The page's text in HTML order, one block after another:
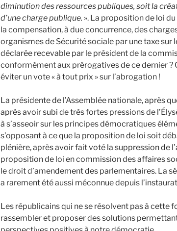
diminution des ressources publiques, soit la
d’une charge publique. ». La proposition de loi
la compensation, à due concurrence, des
organismes de Sécurité sociale par une taxe sur
déclarée recevable par le président de la
conformément aux prérogatives de ce dernier ?
éviter un vote « à tout prix » sur l’abrogation !
La présidente de l’Assemblée nationale, après
après avoir subi de très fortes pressions de
à s’asseoir sur les principes démocratiques
s’opposant à ce que la proposition de loi soit
plénière, après avoir fait voté la suppression de
proposition de loi en commission des affaires
le droit d’amendement des parlementaires. La
a rarement été aussi méconnue depuis
Les républicains qui ne se résolvent pas à cette
rassembler et proposer des solutions